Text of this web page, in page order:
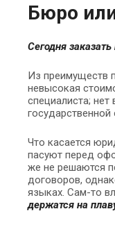
Бюро
Сегодня
Из преимуществ
невысокая
специалиста;
государственной
Что касается
пасуют перед
же не решаются
договоров,
языках. Сам-то
держатся на